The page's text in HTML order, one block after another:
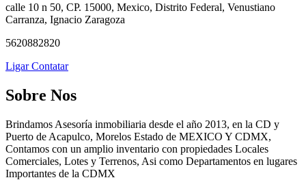
calle 10 n 50, CP. 15000, Mexico, Distrito Federal, Venustiano
Carranza, Ignacio Zaragoza
5620882820
LigarContatar
Sobre Nos
Brindamos Asesoría inmobiliaria desde el año 2013, en la CD y
Puerto de Acapulco, Morelos Estado de MEXICO Y CDMX,
Contamos con un amplio inventario con propiedades Locales
Comerciales, Lotes y Terrenos, Asi como Departamentos en lugares
Importantes de la CDMX